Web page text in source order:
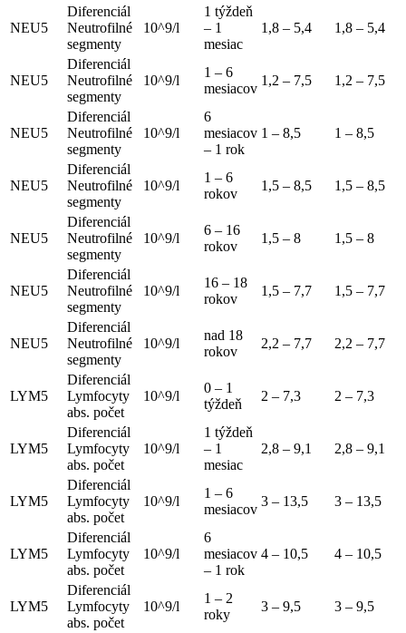
NEU5
Diferenciál
Neutrofilné
segmenty
10^9/l
1 týždeň
– 1
mesiac
1,8 – 5,4 1,8 – 5,4
NEU5
Diferenciál
Neutrofilné
segmenty
10^9/l
1 – 6
mesiacov
1,2 – 7,5 1,2 – 7,5
NEU5
Diferenciál
Neutrofilné
segmenty
10^9/l
6
mesiacov
– 1 rok
1 – 8,5 1 – 8,5
NEU5
Diferenciál
Neutrofilné
segmenty
10^9/l
1 – 6
rokov
1,5 – 8,5 1,5 – 8,5
NEU5
Diferenciál
Neutrofilné
segmenty
10^9/l
6 – 16
rokov
1,5 – 8 1,5 – 8
NEU5
Diferenciál
Neutrofilné
segmenty
10^9/l
16 – 18
rokov
1,5 – 7,7 1,5 – 7,7
NEU5
Diferenciál
Neutrofilné
segmenty
10^9/l
nad 18
rokov
2,2 – 7,7 2,2 – 7,7
LYM5
Diferenciál
Lymfocyty
abs. počet
10^9/l
0 – 1
týždeň
2 – 7,3 2 – 7,3
LYM5
Diferenciál
Lymfocyty
abs. počet
10^9/l
1 týždeň
– 1
mesiac
2,8 – 9,1 2,8 – 9,1
LYM5
Diferenciál
Lymfocyty
abs. počet
10^9/l
1 – 6
mesiacov
3 – 13,5 3 – 13,5
LYM5
Diferenciál
Lymfocyty
abs. počet
10^9/l
6
mesiacov
– 1 rok
4 – 10,5 4 – 10,5
LYM5
Diferenciál
Lymfocyty
abs. počet
10^9/l
1 – 2
roky
3 – 9,5 3 – 9,5